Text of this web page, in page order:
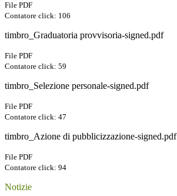
File PDF
Contatore click: 106
timbro_Graduatoria provvisoria-signed.pdf
File PDF
Contatore click: 59
timbro_Selezione personale-signed.pdf
File PDF
Contatore click: 47
timbro_Azione di pubblicizzazione-signed.pdf
File PDF
Contatore click: 94
Notizie